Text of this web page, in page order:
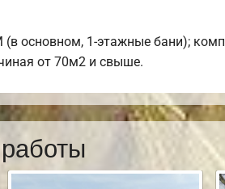
основном, 1-этажные бани);
от 70м2 и свыше.